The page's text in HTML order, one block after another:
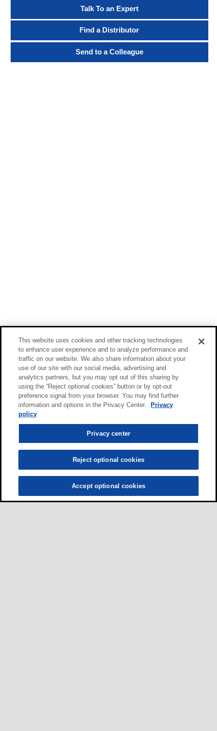
Talk To an Expert
Find a Distributor
Send to a Colleague
This website uses cookies and other tracking technologies
to enhance user experience and to analyze performance and
traffic on our website. We also share information about your
use of our site with our social media, advertising and
analytics partners, but you may opt out of this sharing by
using the “Reject optional cookies” button or by opt-out
preference signal from your browser. You may find further
information and options in the Privacy Center.
Privacy
policy
Privacy center
Reject optional cookies
Accept optional cookies